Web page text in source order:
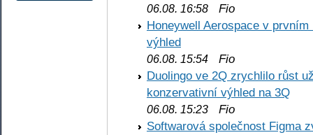
06.08. 16:58 Fio
Honeywell Aerospace v
výhled
06.08. 15:54 Fio
Duolingo ve 2Q zrychlilo růst
konzervativní výhled na 3Q
06.08. 15:23 Fio
Softwarová společnost Figma